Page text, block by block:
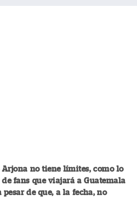
no tiene límites, como lo
fans que viajará a Guatemala
de que, a la fecha, no